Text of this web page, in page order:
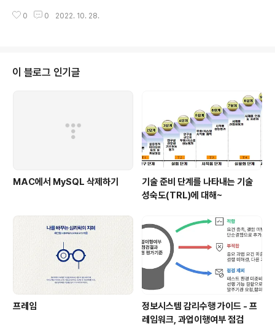
자라는 것이다. 경제적 자유를 누릴 만큼의 돈이 있으면 독
니였던 단청이 고구부에게 말한 다음 글이 대표적인 사례
알 수 있다. “왕은 기꺼해야 수십 년 제 백성의 몸을 지배하
지. 그러나 공자는 천 년간 천하 만민의 머리를 지배해왔소.
그런 것은 다른 자들이 충분히 대신해줄 수 있다. 단 하나,
나라 전체의 중지를 하나로 모..
0 0 2022. 10. 28.
이 블로그 인기글
MAC에서 MySQL 삭제하기
기술 준비 단계를 나타내는 기술
성숙도(TRL)에 대해~
프레임
정보시스템 감리수행 가이드 - 프
레임워크, 과업이행여부 점검